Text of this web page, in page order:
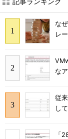
な
レ
な
従
し
「